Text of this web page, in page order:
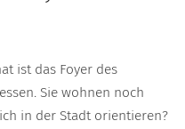
ist das Foyer des
Sie wohnen noch
in der Stadt orientieren?